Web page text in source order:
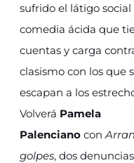
sufrido el látigo
comedia ácida que
cuentas y carga
clasismo con los que
escapan a los
Volverá Pamela
Palenciano con
golpes, dos